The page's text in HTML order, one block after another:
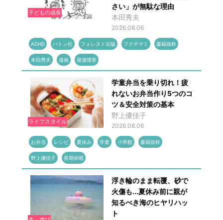
子どもの成長
さい」が無駄な理由
本田秀夫
2026.08.06
ADHD バトン社 フォレスト出版 フクチマミ 書籍抜粋
本田秀夫 漫画 発達障害
ライフスタイル
学童弁当を乗り切れ！疲
れないお弁当作り5つのコ
ツ＆安全対策の基本
野上優佳子
2026.08.06
お弁当 レシピ 夏休み 学童 小学館 書籍抜粋
野上優佳子 長期休暇
浮き輪のまま転覆、砂で
火傷も...夏休み前に親が
知るべき海のヒヤリハッ
ト